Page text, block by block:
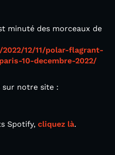
minuté des morceaux de
12/11/polar-flagrant-
10-decembre-2022/
sur notre site :
Spotify, cliquez là.